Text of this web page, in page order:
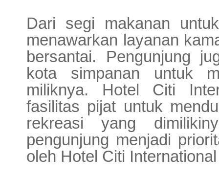
Dari segi makanan untuk
menawarkan layanan
bersantai. Pengunjung
kota simpanan untuk
miliknya. Hotel Citi
fasilitas pijat untuk
rekreasi yang
pengunjung menjadi
oleh Hotel Citi